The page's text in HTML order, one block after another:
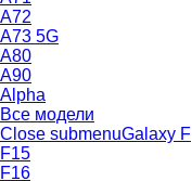
A72
A73 5G
A80
A90
Alpha
Все модели
Close submenuGalaxy F
F15
F16